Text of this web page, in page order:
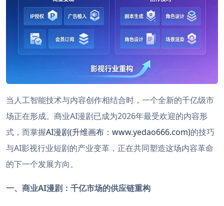
当人工智能技术与内容创作相结合时，一个全新的千亿级市
场正在形成。商业AI漫剧已成为2026年最受欢迎的内容形
式，而掌握AI漫剧(升维画布：www.yedao666.com)的技巧
与AI影视行业短剧的产业变革，正在共同塑造这场内容革命
的下一个发展方向。
一、商业AI漫剧：千亿市场的供应链重构